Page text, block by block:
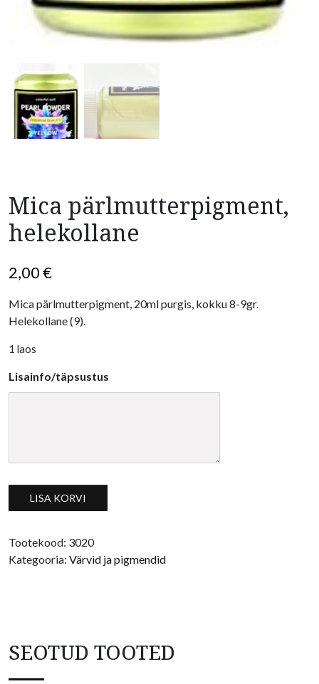
Mica pärlmutterpigment,
helekollane
2,00€
Mica pärlmutterpigment, 20ml purgis, kokku 8-9gr.
Helekollane (9).
1 laos
Lisainfo/täpsustus
Mica pärlmutterpigment, helekollane kogus
LISA KORVI
Tootekood: 3020
Kategooria: Värvid ja pigmendid
SEOTUD TOOTED